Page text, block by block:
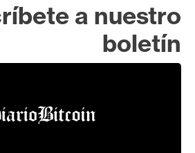
a nuestro
boletín